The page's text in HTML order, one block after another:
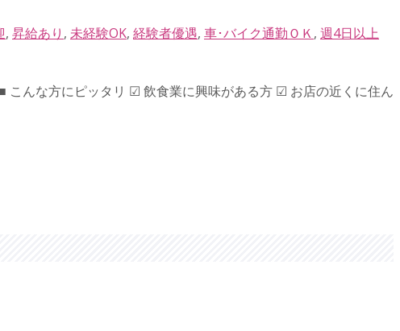
, 昇給あり , 未経験OK, 経験者優遇, 車･バイク通勤ＯＫ , 週4日以上
こんな方にピッタリ ☑︎ 飲食業に興味がある方 ☑︎ お店の近くに住ん